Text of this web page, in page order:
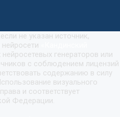
не указан источник,
нейросетевых генераторов или
с соблюдением лицензий
содержанию в силу
визуального
и соответствует
Федерации.